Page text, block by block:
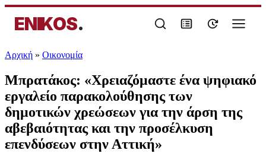
ENIKOS.
Αρχική » Oικονομία
Μπρατάκος: «Χρειαζόμαστε ένα ψηφιακό
εργαλείο παρακολούθησης των
δημοτικών χρεώσεων για την άρση της
αβεβαιότητας και την προσέλκυση
επενδύσεων στην Αττική»